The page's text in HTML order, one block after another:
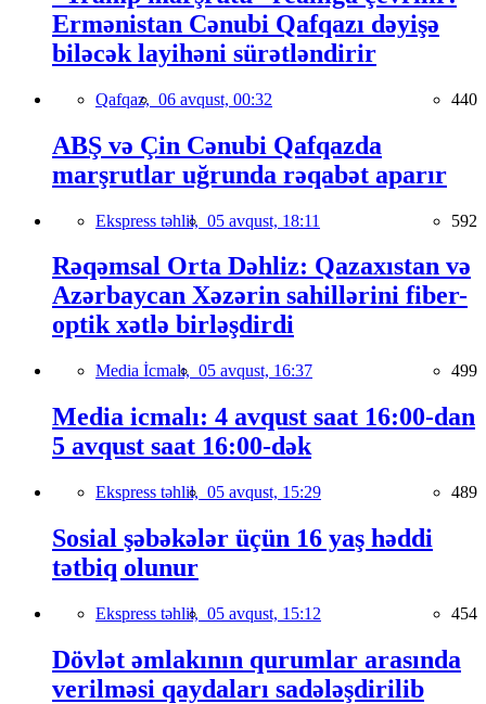
Ermənistan Cənubi Qafqazı dəyişə
biləcək layihəni sürətləndirir
Qafqaz, 06 avqust, 00:32 440
ABŞ və Çin Cənubi Qafqazda
marşrutlar uğrunda rəqabət aparır
Ekspress təhlil, 05 avqust, 18:11 592
Rəqəmsal Orta Dəhliz: Qazaxıstan və
Azərbaycan Xəzərin sahillərini fiber-
optik xətlə birləşdirdi
Media İcmalı, 05 avqust, 16:37 499
Media icmalı: 4 avqust saat 16:00-dan
5 avqust saat 16:00-dək
Ekspress təhlil, 05 avqust, 15:29 489
Sosial şəbəkələr üçün 16 yaş həddi
tətbiq olunur
Ekspress təhlil, 05 avqust, 15:12 454
Dövlət əmlakının qurumlar arasında
verilməsi qaydaları sadələşdirilib